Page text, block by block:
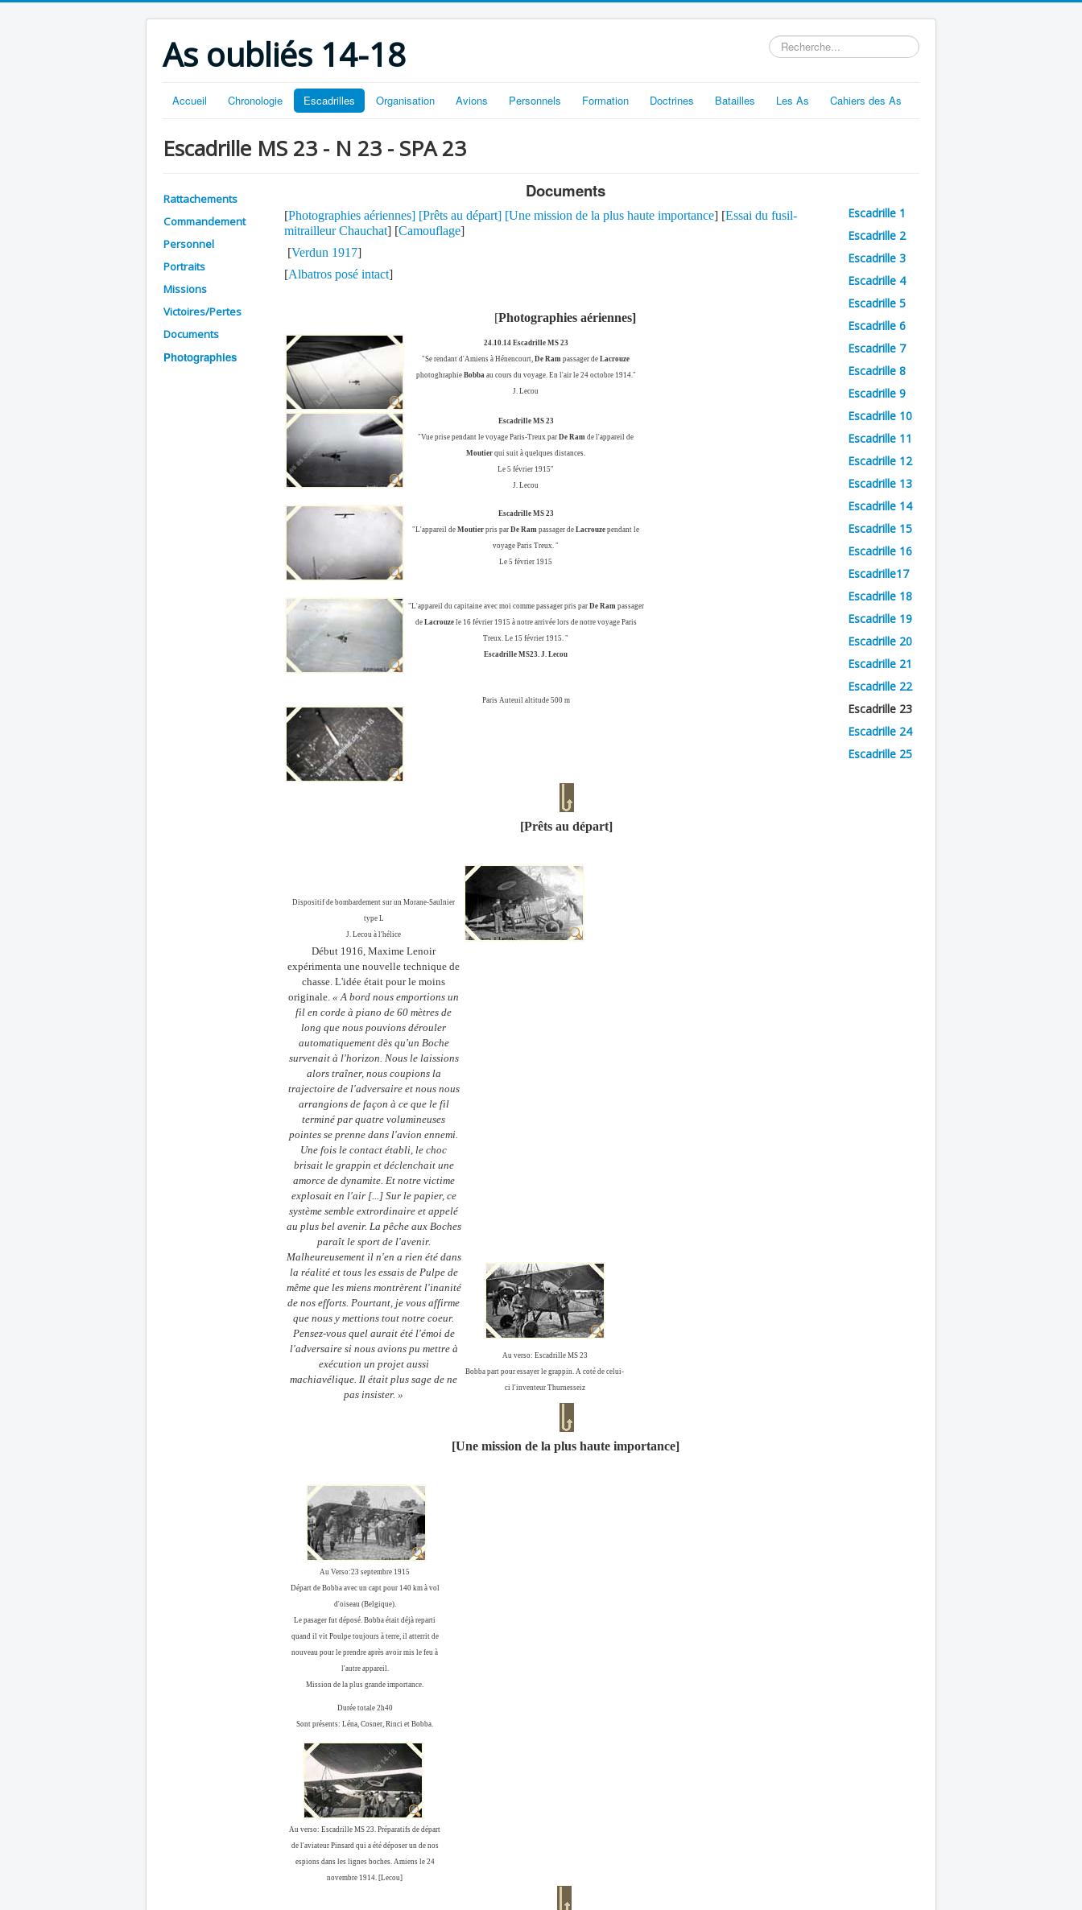
As oubliés 14-18 Rechercher
Accueil Chronologie Escadrilles Organisation Avions Personnels Formation Doctrines Batailles Les As Cahiers des As
Escadrille MS 23 - N 23 - SPA 23
Rattachements
Commandement
Personnel
Portraits
Missions
Victoires/Pertes
Documents
Photographies
Documents
[Photographies aériennes] [Prêts au départ] [Une mission de la plus haute importance] [Essai du fusil-
mitrailleur Chauchat] [Camouflage]
[Verdun 1917]
[Albatros posé intact]
[Photographies aériennes]
24.10.14 Escadrille MS 23
"Se rendant d'Amiens à Hénencourt, De Ram passager de Lacrouze
photoghraphie Bobbaau cours du voyage. En l'air le 24 octobre 1914."
J. Lecou
Escadrille MS 23
"Vue prise pendant le voyage Paris-Treux par De Ram de l'appareil de
Moutier qui suit à quelques distances.
Le 5 février 1915"
J. Lecou
Escadrille MS 23
"L'appareil de Moutier pris par De Ram passager de Lacrouze pendant le
voyage Paris Treux. "
Le 5 février 1915
"L'appareil du capitaine avec moi comme passager pris par De Rampassager
de Lacrouzele 16 février 1915 à notre arrivée lors de notre voyage Paris
Treux. Le 15 février 1915. "
Escadrille MS23. J. Lecou
Paris Auteuil altitude 500 m
[Prêts au départ]
Dispositif de bombardement sur un Morane-Saulnier
type L
J. Lecou à l'hélice
Début 1916, Maxime Lenoir
expérimenta une nouvelle technique de
chasse. L'idée était pour le moins
originale. « A bord nous emportions un
fil en corde à piano de 60 mètres de
long que nous pouvions dérouler
automatiquement dès qu'un Boche
survenait à l'horizon. Nous le laissions
alors traîner, nous coupions la
trajectoire de l'adversaire et nous nous
arrangions de façon à ce que le fil
terminé par quatre volumineuses
pointes se prenne dans l'avion ennemi.
Une fois le contact établi, le choc
brisait le grappin et déclenchait une
amorce de dynamite. Et notre victime
explosait en l'air [...] Sur le papier, ce
système semble extrordinaire et appelé
au plus bel avenir. La pêche aux Boches
paraît le sport de l'avenir.
Malheureusement il n'en a rien été dans
la réalité et tous les essais de Pulpe de
même que les miens montrèrent l'inanité
de nos efforts. Pourtant, je vous affirme
que nous y mettions tout notre coeur.
Pensez-vous quel aurait été l'émoi de
l'adversaire si nous avions pu mettre à
exécution un projet aussi
machiavélique. Il était plus sage de ne
pas insister. »
Au verso: Escadrille MS 23
Bobba part pour essayer le grappin. A coté de celui-
ci l'inventeur Thurnesseiz
[Une mission de la plus haute importance]
Au Verso:23 septembre 1915
Départ de Bobba avec un capt pour 140 km à vol
d'oiseau (Belgique).
Le pasager fut déposé. Bobba était déjà reparti
quand il vit Poulpe toujours à terre, il atterrit de
nouveau pour le prendre après avoir mis le feu à
l'autre appareil.
Mission de la plus grande importance.
Durée totale 2h40
Sont présents: Léna, Cosner, Rinci et Bobba.
Au verso: Escadrille MS 23. Préparatifs de départ
de l'aviateur Pinsard qui a été déposer un de nos
espions dans les lignes boches. Amiens le 24
novembre 1914. [Lecou]
Escadrille 1
Escadrille 2
Escadrille 3
Escadrille 4
Escadrille 5
Escadrille 6
Escadrille 7
Escadrille 8
Escadrille 9
Escadrille 10
Escadrille 11
Escadrille 12
Escadrille 13
Escadrille 14
Escadrille 15
Escadrille 16
Escadrille17
Escadrille 18
Escadrille 19
Escadrille 20
Escadrille 21
Escadrille 22
Escadrille 23
Escadrille 24
Escadrille 25